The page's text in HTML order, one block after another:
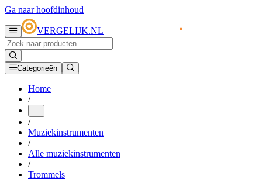
Ga naar hoofdinhoud
VERGELIJK.NL
Categorieën
Home
/
...
/
Muziekinstrumenten
/
Alle muziekinstrumenten
/
Trommels